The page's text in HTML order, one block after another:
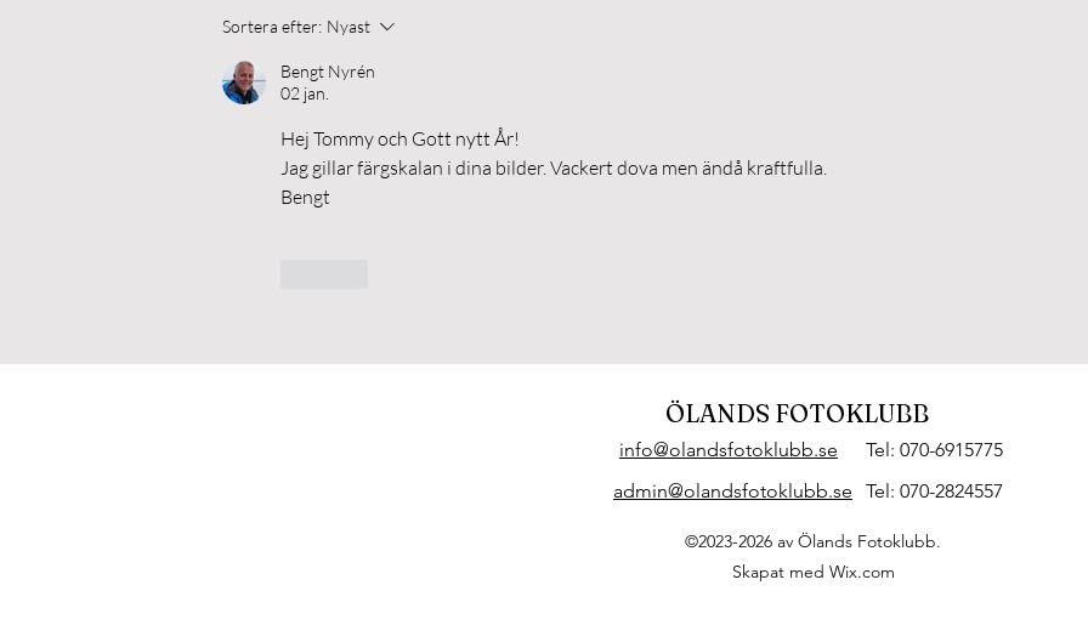
Sortera efter: Nyast
Bengt Nyrén
02 jan.
Hej Tommy och Gott nytt År!
Jag gillar färgskalan i dina bilder. Vackert dova men ändå kraftfulla.
Bengt
ÖLANDS FOTOKLUBB
info@olandsfotoklubb.se
Tel: 070-6915775
admin@olandsfotoklubb.se
Tel: 070-2824557
©2023-2026 av Ölands Fotoklubb.
Skapat med Wix.com